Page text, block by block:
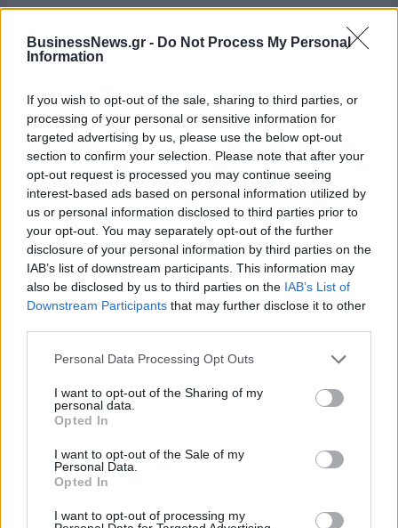
BusinessNews.gr - Do Not Process My Personal
Information
If you wish to opt-out of the sale, sharing to third parties, or
processing of your personal or sensitive information for
targeted advertising by us, please use the below opt-out
section to confirm your selection. Please note that after your
opt-out request is processed you may continue seeing
interest-based ads based on personal information utilized by
us or personal information disclosed to third parties prior to
your opt-out. You may separately opt-out of the further
disclosure of your personal information by third parties on the
IAB’s list of downstream participants. This information may
also be disclosed by us to third parties on the IAB’s List of
Downstream Participants that may further disclose it to other
Personal Data Processing Opt Outs
I want to opt-out of the Sharing of my
personal data.
Opted In
I want to opt-out of the Sale of my
Personal Data.
Opted In
I want to opt-out of processing my
Νεανίδων
Αλέξης Γιαννούλιας: Υποψήφιος
παίκτης του Πανιώνιου
τζίρος- Στα 10 εκατ. ευρώ το